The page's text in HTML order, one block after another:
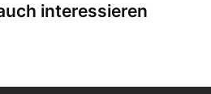
interessieren